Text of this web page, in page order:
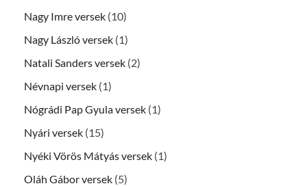
Nagy Imre versek (10)
Nagy László versek (1)
Natali Sanders versek (2)
Névnapi versek (1)
Nógrádi Pap Gyula versek (1)
Nyári versek (15)
Nyéki Vörös Mátyás versek (1)
Oláh Gábor versek (5)